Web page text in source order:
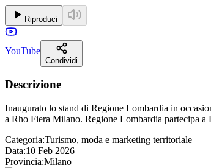
Riproduci
YouTube
Condividi
Descrizione
Inaugurato lo stand di Regione Lombardia in
a Rho Fiera Milano. Regione Lombardia partecipa
Categoria:Turismo, moda e marketing territoriale
Data:10 Feb 2026
Provincia:Milano